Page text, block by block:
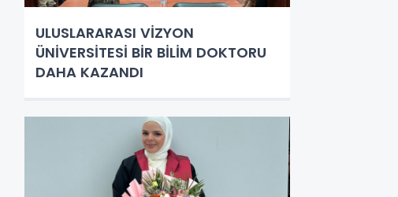
ULUSLARARASI VİZYON
ÜNİVERSİTESİ BİR BİLİM DOKTORU
DAHA KAZANDI